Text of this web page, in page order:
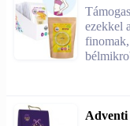
ezekkel